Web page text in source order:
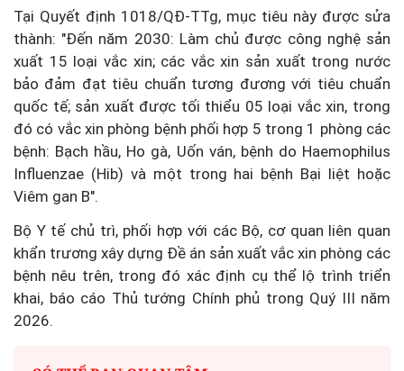
Tại Quyết định 1018/QĐ-TTg, mục tiêu này được sửa
thành: "Đến năm 2030: Làm chủ được công nghệ sản
xuất 15 loại vắc xin; các vắc xin sản xuất trong nước
bảo đảm đạt tiêu chuẩn tương đương với tiêu chuẩn
quốc tế; sản xuất được tối thiểu 05 loại vắc xin, trong
đó có vắc xin phòng bệnh phối hợp 5 trong 1 phòng các
bệnh: Bạch hầu, Ho gà, Uốn ván, bệnh do Haemophilus
Influenzae (Hib) và một trong hai bệnh Bại liệt hoặc
Viêm gan B".
Bộ Y tế chủ trì, phối hợp với các Bộ, cơ quan liên quan
khẩn trương xây dựng Đề án sản xuất vắc xin phòng các
bệnh nêu trên, trong đó xác định cụ thể lộ trình triển
khai, báo cáo Thủ tướng Chính phủ trong Quý III năm
2026.